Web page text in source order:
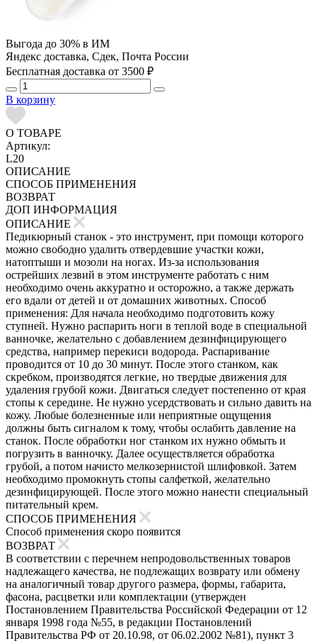
Выгода до 30% в ИМ
Яндекс доставка, Сдек, Почта России
Бесплатная доставка от 3500 ₽
В корзину
О ТОВАРЕ
Артикул:
L20
ОПИСАНИЕ
СПОСОБ ПРИМЕНЕНИЯ
ВОЗВРАТ
ДОП ИНФОРМАЦИЯ
ОПИСАНИЕ
Педикюрный станок - это инструмент, при помощи которого
можно свободно удалить отвердевшие участки кожи,
натоптыши и мозоли на ногах. Из-за использования
острейших лезвий в этом инструменте работать с ним
необходимо очень аккуратно и осторожно, а также держать
его вдали от детей и от домашних животных. Способ
применения: Для начала необходимо подготовить кожу
ступней. Нужно распарить ноги в теплой воде в специальной
ванночке, желательно с добавлением дезинфицирующего
средства, например перекиси водорода. Распаривание
проводится от 10 до 30 минут. После этого станком, как
скребком, производятся легкие, но твердые движения для
удаления грубой кожи. Двигаться следует постепенно от края
стопы к середине. Не нужно усердствовать и сильно давить на
кожу. Любые болезненные или неприятные ощущения
должны быть сигналом к тому, чтобы ослабить давление на
станок. После обработки ног станком их нужно обмыть и
погрузить в ванночку. Далее осуществляется обработка
грубой, а потом начисто мелкозернистой шлифовкой. Затем
необходимо промокнуть стопы салфеткой, желательно
дезинфицирующей. После этого можно нанести специальный
питательный крем.
СПОСОБ ПРИМЕНЕНИЯ
Способ применения скоро появится
ВОЗВРАТ
В соответствии с перечнем непродовольственных товаров
надлежащего качества, не подлежащих возврату или обмену
на аналогичный товар другого размера, формы, габарита,
фасона, расцветки или комплектации (утвержден
Постановлением Правительства Российской Федерации от 12
января 1998 года №55, в редакции Постановлений
Правительства РФ от 20.10.98, от 06.02.2002 №81), пункт 3